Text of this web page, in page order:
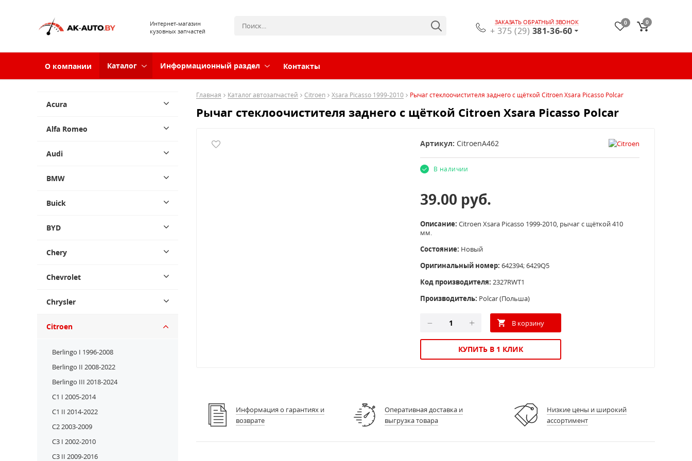
Интернет-магазин
кузовных запчастей
ЗАКАЗАТЬ ОБРАТНЫЙ ЗВОНОК
+ 375 (29) 381-36-60
0 0
О компании Каталог Информационный раздел Контакты
Acura
Alfa Romeo
Audi
BMW
Buick
BYD
Chery
Chevrolet
Chrysler
Citroen
Berlingo I 1996-2008
Berlingo II 2008-2022
Berlingo III 2018-2024
C1 I 2005-2014
C1 II 2014-2022
C2 2003-2009
C3 I 2002-2010
C3 II 2009-2016
Главная Каталог автозапчастей Citroen Xsara Picasso 1999-2010 Рычаг стеклоочистителя заднего с щёткой Citroen Xsara Picasso Polcar
Рычаг стеклоочистителя заднего с щёткой Citroen Xsara Picasso Polcar
Артикул: CitroenA462
В наличии
39.00 руб.
Описание: Citroen Xsara Picasso 1999-2010, рычаг с щёткой 410
мм.
Состояние: Новый
Оригинальный номер:642394; 6429Q5
Код производителя:2327RWT1
Производитель: Polcar (Польша)
КУПИТЬ В 1 КЛИК
Информация о гарантиях и
возврате
Оперативная доставка и
выгрузка товара
Низкие цены и широкий
ассортимент